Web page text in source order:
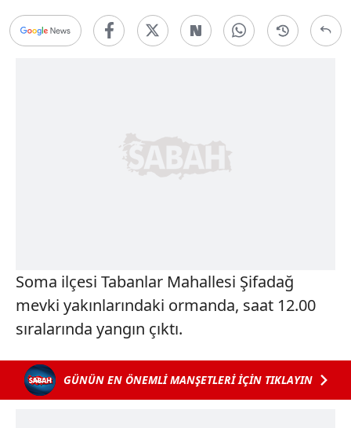
Soma ilçesi Tabanlar Mahallesi Şifadağ
mevki yakınlarındaki ormanda, saat 12.00
sıralarında yangın çıktı.
GÜNÜN EN ÖNEMLİ MANŞETLERİ İÇİN TIKLAYIN